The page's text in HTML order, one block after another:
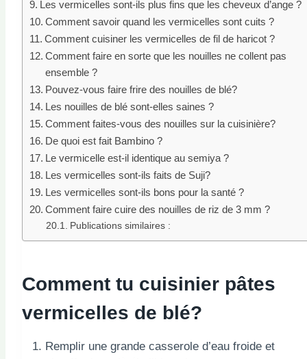
Les vermicelles sont-ils plus fins que les cheveux d’ange ?
Comment savoir quand les vermicelles sont cuits ?
Comment cuisiner les vermicelles de fil de haricot ?
Comment faire en sorte que les nouilles ne collent pas
ensemble ?
Pouvez-vous faire frire des nouilles de blé?
Les nouilles de blé sont-elles saines ?
Comment faites-vous des nouilles sur la cuisinière?
De quoi est fait Bambino ?
Le vermicelle est-il identique au semiya ?
Les vermicelles sont-ils faits de Suji?
Les vermicelles sont-ils bons pour la santé ?
Comment faire cuire des nouilles de riz de 3 mm ?
Publications similaires :
Comment tu cuisinier pâtes
vermicelles de blé?
Remplir une grande casserole d’eau froide et